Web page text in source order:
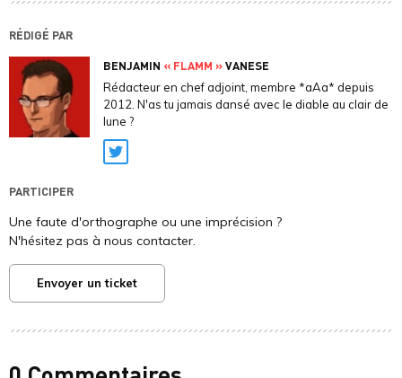
RÉDIGÉ PAR
BENJAMIN « FLAMM »VANESE
Rédacteur en chef adjoint, membre *aAa* depuis
2012. N'as tu jamais dansé avec le diable au clair de
lune ?
Twitter
PARTICIPER
Une faute d'orthographe ou une imprécision ?
N'hésitez pas à nous contacter.
Envoyer un ticket